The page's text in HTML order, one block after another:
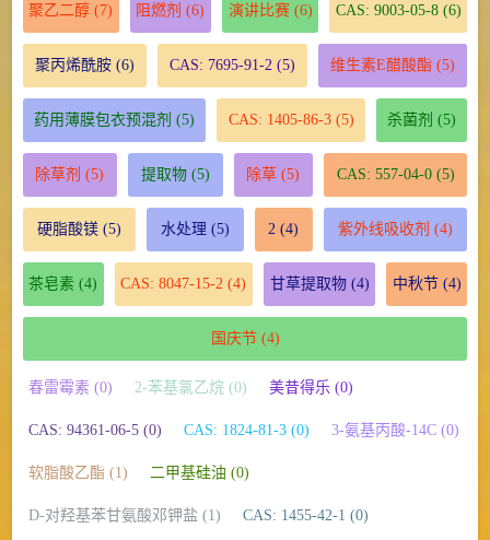
聚乙二醇 (7) 阻燃剂 (6) 演讲比赛(6) CAS: 9003-05-8(6)
聚丙烯酰胺(6) CAS: 7695-91-2 (5) 维生素E醋酸酯 (5)
药用薄膜包衣预混剂 (5) CAS: 1405-86-3(5) 杀菌剂 (5)
除草剂 (5) 提取物(5) 除草 (5) CAS: 557-04-0(5)
硬脂酸镁(5) 水处理 (5) 2 (4) 紫外线吸收剂 (4)
茶皂素 (4) CAS: 8047-15-2 (4) 甘草提取物(4) 中秋节(4)
国庆节(4)
春雷霉素 (0) 2-苯基氯乙烷 (0) 美昔得乐 (0)
CAS: 94361-06-5 (0) CAS: 1824-81-3 (0) 3-氨基丙酸-14C (0)
软脂酸乙酯 (1) 二甲基硅油 (0)
D-对羟基苯甘氨酸邓钾盐 (1) CAS: 1455-42-1 (0)